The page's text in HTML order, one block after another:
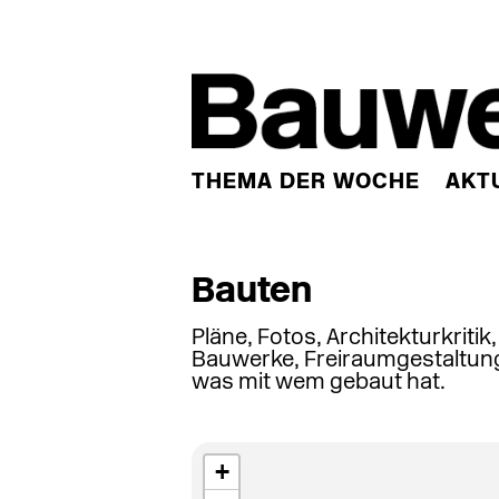
THEMA DER WOCHE
Bauten
Pläne, Fotos,
Bauwerke,
was mit wem gebaut hat.
+